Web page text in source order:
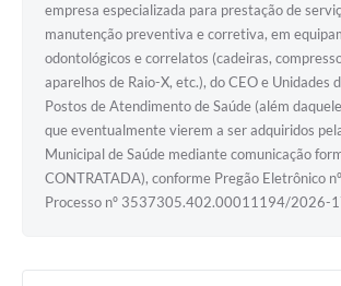
empresa especializada para prestação de
manutenção preventiva e corretiva, em
odontológicos e correlatos (cadeiras,
aparelhos de Raio-X, etc.), do CEO e Unidades
Postos de Atendimento de Saúde (além
que eventualmente vierem a ser adquiridos
Municipal de Saúde mediante comunicação
CONTRATADA), conforme Pregão Eletrônico
Processo nº 3537305.402.00011194/2026-